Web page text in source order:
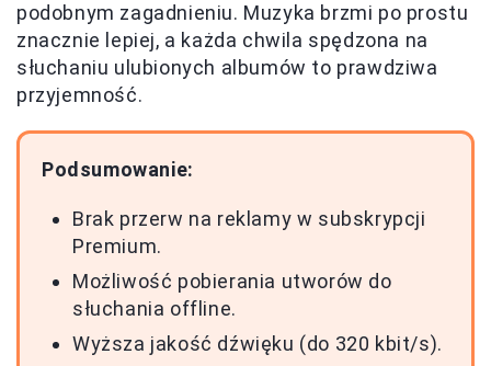
podobnym zagadnieniu. Muzyka brzmi po prostu
znacznie lepiej, a każda chwila spędzona na
słuchaniu ulubionych albumów to prawdziwa
przyjemność.
Podsumowanie:
Brak przerw na reklamy w subskrypcji
Premium.
Możliwość pobierania utworów do
słuchania offline.
Wyższa jakość dźwięku (do 320 kbit/s).